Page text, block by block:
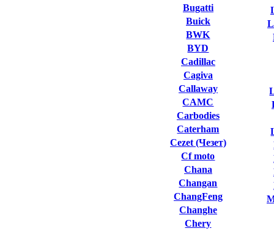
Bugatti
Buick
BWK
BYD
Cadillac
Cagiva
Callaway
CAMC
Carbodies
Caterham
Cezet (Чезет)
Cf moto
Chana
Changan
ChangFeng
Changhe
Chery